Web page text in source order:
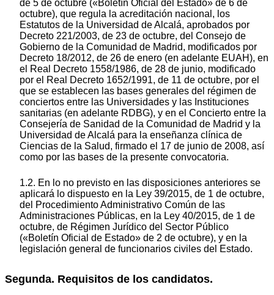
de 5 de octubre («Boletín Oficial del Estado» de 6 de
octubre), que regula la acreditación nacional, los
Estatutos de la Universidad de Alcalá, aprobados por
Decreto 221/2003, de 23 de octubre, del Consejo de
Gobierno de la Comunidad de Madrid, modificados por
Decreto 18/2012, de 26 de enero (en adelante EUAH), en
el Real Decreto 1558/1986, de 28 de junio, modificado
por el Real Decreto 1652/1991, de 11 de octubre, por el
que se establecen las bases generales del régimen de
conciertos entre las Universidades y las Instituciones
sanitarias (en adelante RDBG), y en el Concierto entre la
Consejería de Sanidad de la Comunidad de Madrid y la
Universidad de Alcalá para la enseñanza clínica de
Ciencias de la Salud, firmado el 17 de junio de 2008, así
como por las bases de la presente convocatoria.
1.2. En lo no previsto en las disposiciones anteriores se
aplicará lo dispuesto en la Ley 39/2015, de 1 de octubre,
del Procedimiento Administrativo Común de las
Administraciones Públicas, en la Ley 40/2015, de 1 de
octubre, de Régimen Jurídico del Sector Público
(«Boletín Oficial de Estado» de 2 de octubre), y en la
legislación general de funcionarios civiles del Estado.
Segunda. Requisitos de los candidatos.